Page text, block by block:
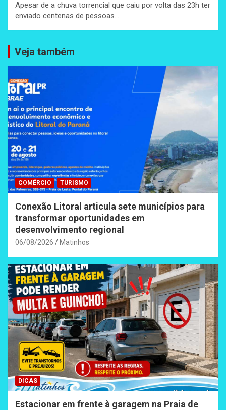
Apesar de a chuva torrencial que caiu por volta das 23h ter
enviado centenas de pessoas…
Veja também
COMÉRCIO TURISMO
Conexão Litoral articula sete municípios para
transformar oportunidades em
desenvolvimento regional
06/08/2026 Matinhos
DICAS
Estacionar em frente à garagem na Praia de